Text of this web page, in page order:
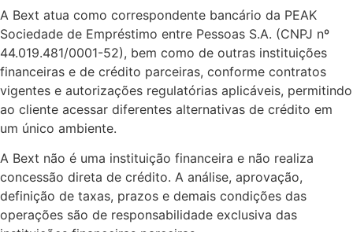
A Bext atua como correspondente bancário da PEAK
Sociedade de Empréstimo entre Pessoas S.A. (CNPJ nº
44.019.481/0001-52), bem como de outras instituições
financeiras e de crédito parceiras, conforme contratos
vigentes e autorizações regulatórias aplicáveis, permitindo
ao cliente acessar diferentes alternativas de crédito em
um único ambiente.
A Bext não é uma instituição financeira e não realiza
concessão direta de crédito. A análise, aprovação,
definição de taxas, prazos e demais condições das
operações são de responsabilidade exclusiva das